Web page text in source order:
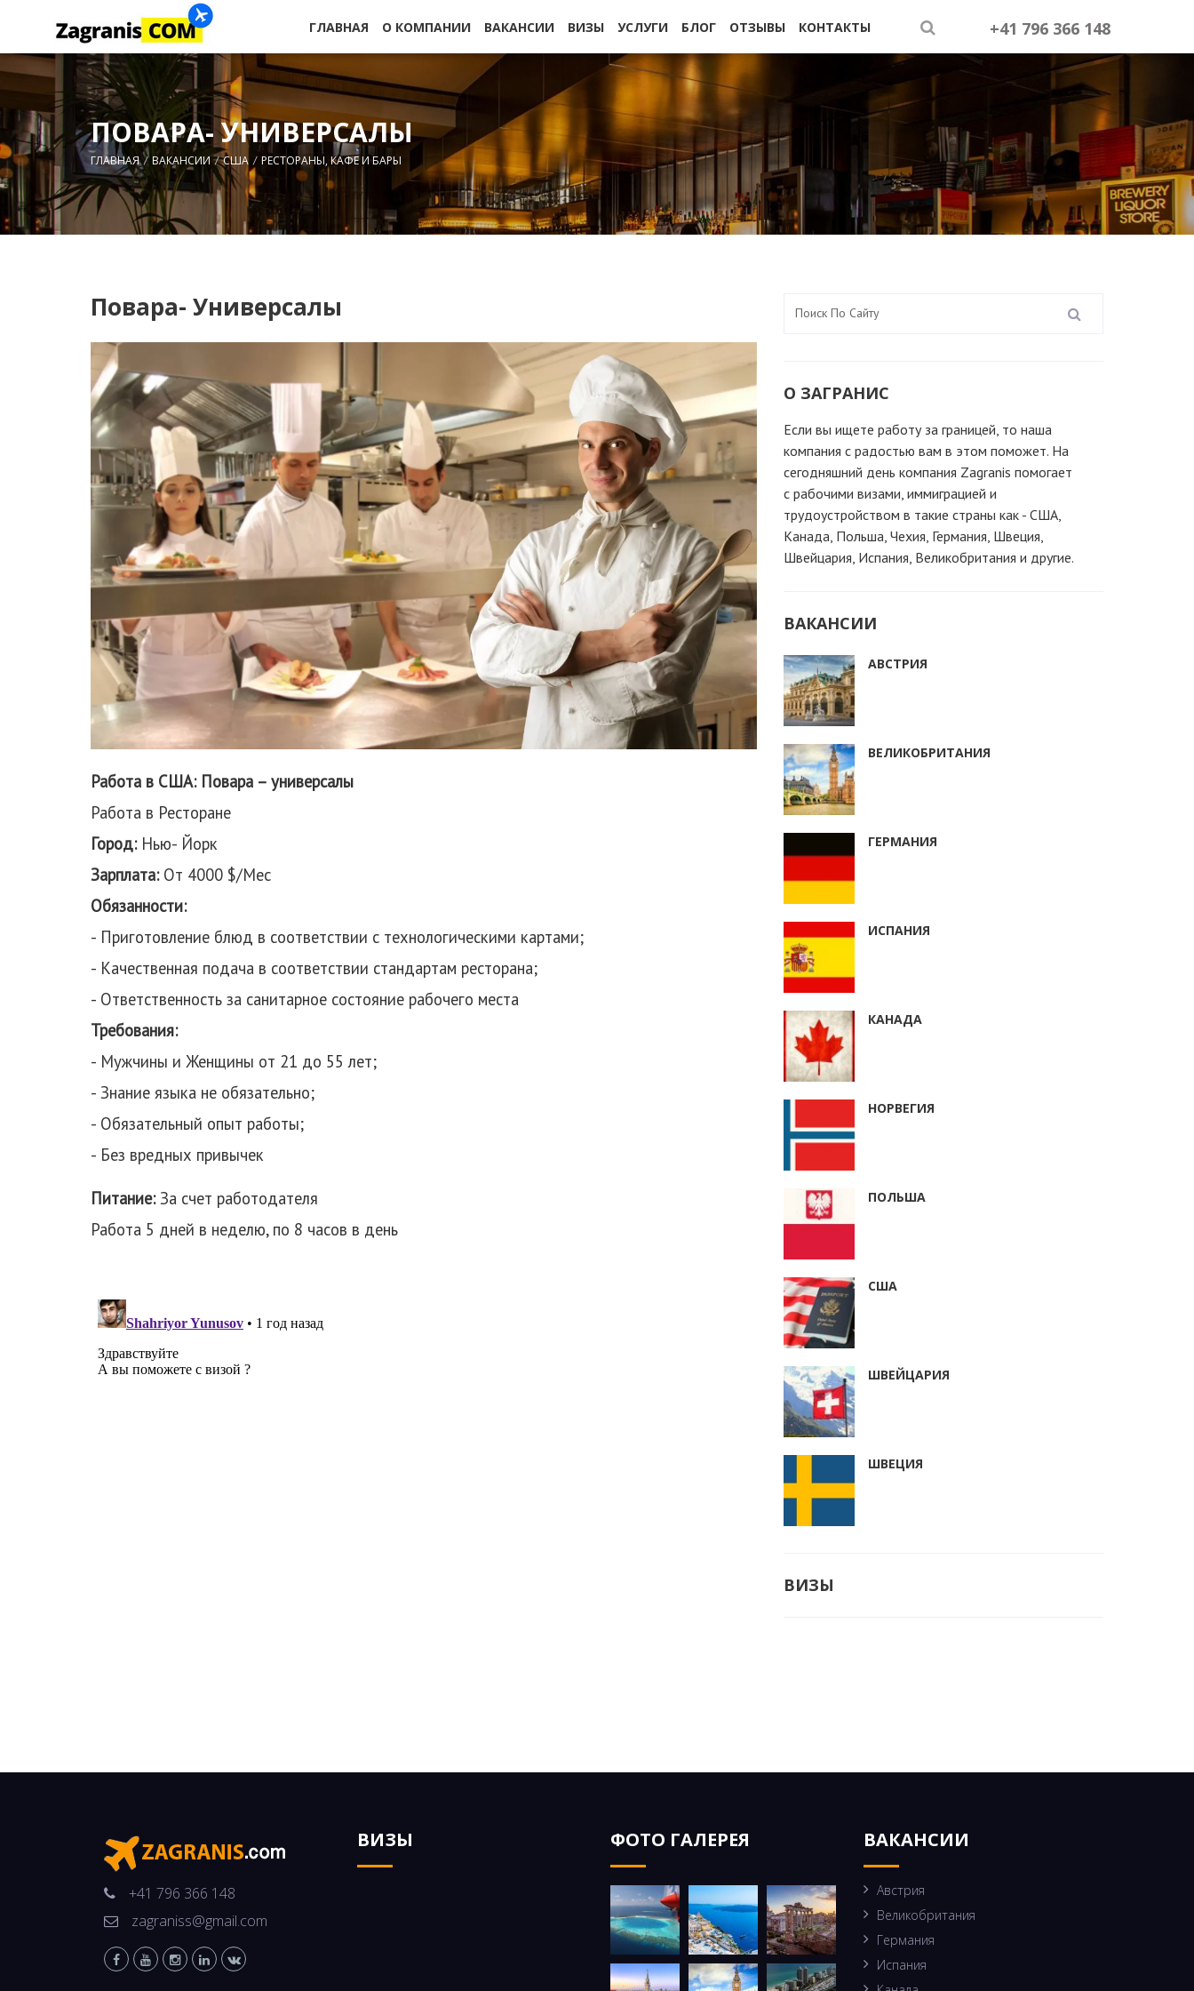
ГЛАВНАЯ О КОМПАНИИ ВАКАНСИИ ВИЗЫ УСЛУГИ БЛОГ ОТЗЫВЫ КОНТАКТЫ +41 796 366 148
ПОВАРА- УНИВЕРСАЛЫ
ГЛАВНАЯ ВАКАНСИИ США РЕСТОРАНЫ, КАФЕ И БАРЫ
Повара- Универсалы
Работа в США: Повара – универсалы
Работа в Ресторане
Город:Нью- Йорк
Зарплата:От 4000 $/Мес
Обязанности:
- Приготовление блюд в соответствии с технологическими картами;
- Качественная подача в соответствии стандартам ресторана;
- Ответственность за санитарное состояние рабочего места
Требования:
- Мужчины и Женщины от 21 до 55 лет;
- Знание языка не обязательно;
- Обязательный опыт работы;
- Без вредных привычек
Питание:За счет работодателя
Работа 5 дней в неделю, по 8 часов в день
О ЗАГРАНИС
Если вы ищете работу за границей, то наша
компания c радостью вам в этом поможет. На
сегодняшний день компания Zagranis помогает
с рабочими визами, иммиграцией и
трудоустройством в такие страны как - США,
Канада, Польша, Чехия, Германия, Швеция,
Швейцария, Испания, Великобритания и другие.
ВАКАНСИИ
АВСТРИЯ
ВЕЛИКОБРИТАНИЯ
ГЕРМАНИЯ
ИСПАНИЯ
КАНАДА
НОРВЕГИЯ
ПОЛЬША
США
ШВЕЙЦАРИЯ
ШВЕЦИЯ
ВИЗЫ
+41 796 366 148
zagraniss@gmail.com
ВИЗЫ ФОТО ГАЛЕРЕЯ ВАКАНСИИ
Австрия
Великобритания
Германия
Испания